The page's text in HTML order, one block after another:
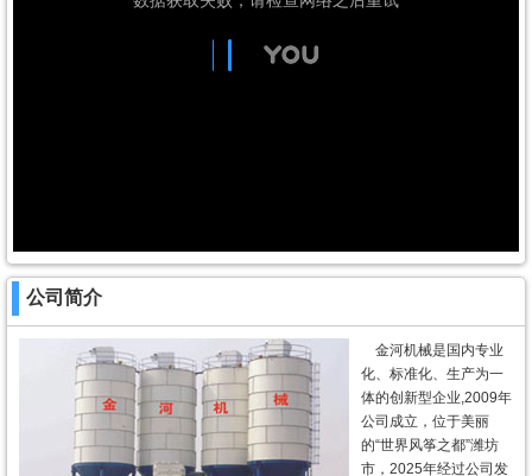
公司简介
金河机械是国内专业
化、标准化、生产为一
体的创新型企业,2009年
公司成立，位于美丽
的“世界风筝之都”潍坊
市，2025年经过公司发